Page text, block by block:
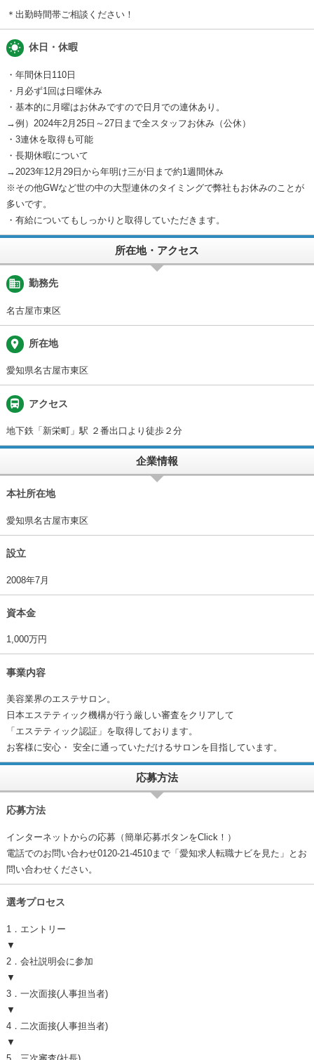
＊出勤時間帯ご相談ください！
wb_sunny 休日・休暇
・年間休日110日
・月必ず1回は日曜休み
・基本的に月曜はお休みですので日月での連休あり。
→例）2024年2月25日～27日まで全スタッフお休み（公休）
・3連休を取得も可能
・長期休暇について
→2023年12月29日から年明け三が日まで約1週間休み
※その他GWなど世の中の大型連休のタイミングで弊社もお休みのことが
多いです。
・有給についてもしっかりと取得していただきます。
所在地・アクセス
business 勤務先
名古屋市東区
place 所在地
愛知県名古屋市東区
directions_bus アクセス
地下鉄「新栄町」駅 ２番出口より徒歩２分
企業情報
本社所在地
愛知県名古屋市東区
設立
2008年7月
資本金
1,000万円
事業内容
美容業界のエステサロン。
日本エステティック機構が行う厳しい審査をクリアして
「エステティック認証」を取得しております。
お客様に安心・ 安全に通っていただけるサロンを目指しています。
応募方法
応募方法
インターネットからの応募（簡単応募ボタンをClick！）
電話でのお問い合わせ0120-21-4510まで「愛知求人転職ナビを見た」とお
問い合わせください。
選考プロセス
1．エントリー
▼
2．会社説明会に参加
▼
3．一次面接(人事担当者)
▼
4．二次面接(人事担当者)
▼